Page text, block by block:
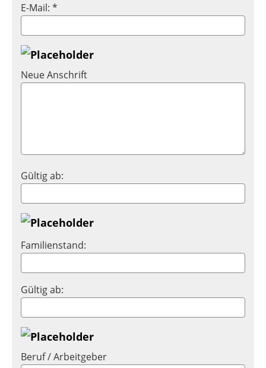
E-Mail: *
Neue Anschrift
Gültig ab:
Familienstand:
Gültig ab:
Beruf / Arbeitgeber